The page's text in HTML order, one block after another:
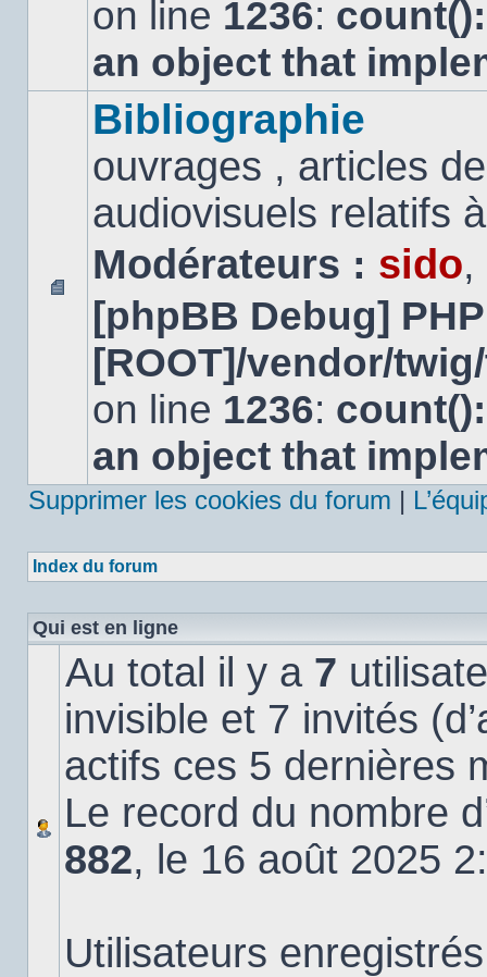
on line 1236:
an object that
Aucun
message
non
Bibliographie
ouvrages , articles
audiovisuels relatifs
Modérateurs : sido,
[phpBB Debug]
[ROOT]/vendor/
on line 1236:
an object that
Supprimer les cookies du forum |
Index du forum
Qui est en ligne
Au total il y a 7
invisible et 7 invités
actifs ces 5 dernières
Le record du nombre
882, le 16 août 2025
Utilisateurs